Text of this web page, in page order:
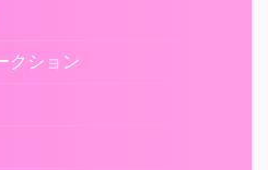
クション